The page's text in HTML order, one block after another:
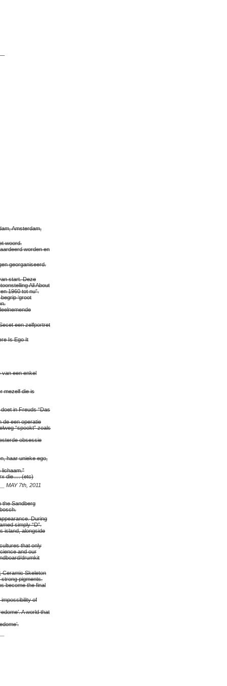
Amsterdam,
woord.
worden en
georganiseerd.
start. Deze
All About
1960 tot nu”.
‘groot
een zelfportret
Is Ego It
van een enkel
mezelf die is
in Freuds “Das
de een operatie
“spookt” zoals
obsessie
haar unieke ego,
die…. (etc)
MAY 7th, 2011
the Sandberg
During
simply “D”.
island, alongside
that only
and our
drumkit
Ceramic Skeleton
strong pigments.
become the final
of
A world that